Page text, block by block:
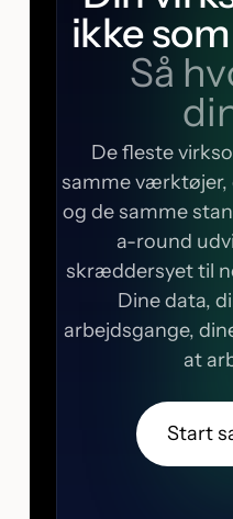
ikke
Så
De fleste
samme værktøjer,
og de samme
a-round
skræddersyet til
Dine data,
arbejdsgange,
at
Start